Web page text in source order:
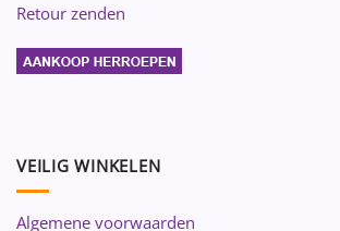
Retour zenden
VEILIG WINKELEN
Algemene voorwaarden